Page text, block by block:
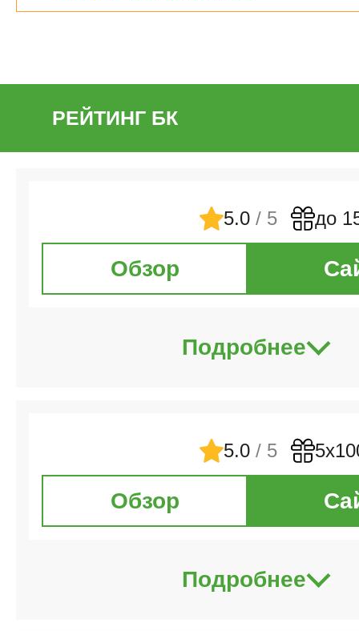
РЕЙТИНГ БК
5.0 / 5 до
Обзор
Подробнее
5.0 / 5
Обзор
Подробнее